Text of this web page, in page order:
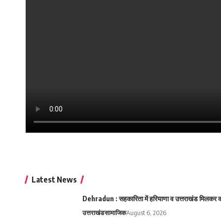
Latest News
Dehradun : सहकारिता में हरियाणा व उत्तराखंड मिलकर
उत्तराखंडसामाजिकAugust 6, 2026